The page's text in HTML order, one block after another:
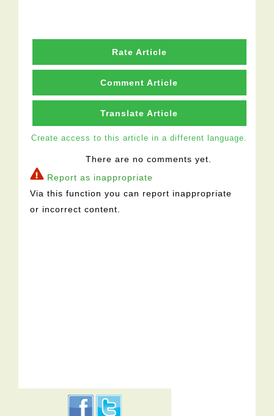
Rate Article
Comment Article
Translate Article
Create access to this article in a different language.
There are no comments yet.
Report as inappropriate
Via this function you can report inappropriate
or incorrect content.